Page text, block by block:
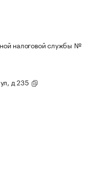
налоговой службы №
д 235